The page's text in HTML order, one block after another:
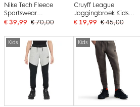
Nike Tech Fleece
Sportswear
Joggingbroek Kids
Zwart
€ 39,99 € 70,00
Cruyff League
Joggingbroek Kids
Blauw Wit
€ 19,99 € 45,00
Kids Kids